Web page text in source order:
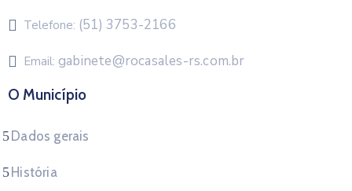
Telefone: (51) 3753-2166
Email: gabinete@rocasales-rs.com.br
O Município
Dados gerais
História